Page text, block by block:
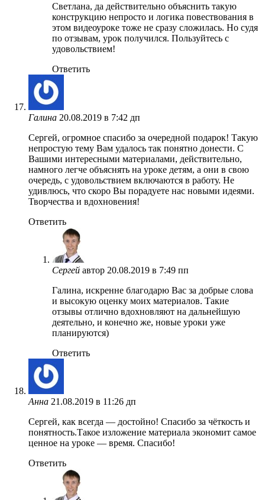
Светлана, да действительно объяснить такую
конструкцию непросто и логика повествования в
этом видеоуроке тоже не сразу сложилась. Но судя
по отзывам, урок получился. Пользуйтесь с
удовольствием!
Ответить
Галина 20.08.2019 в 7:42 дп
Сергей, огромное спасибо за очередной подарок! Такую
непростую тему Вам удалось так понятно донести. С
Вашими интересными материалами, действительно,
намного легче объяснять на уроке детям, а они в свою
очередь, с удовольствием включаются в работу. Не
удивлюсь, что скоро Вы порадуете нас новыми идеями.
Творчества и вдохновения!
Ответить
Сергей автор 20.08.2019 в 7:49 пп
Галина, искренне благодарю Вас за добрые слова
и высокую оценку моих материалов. Такие
отзывы отлично вдохновляют на дальнейшую
деятельно, и конечно же, новые уроки уже
планируются)
Ответить
Анна 21.08.2019 в 11:26 дп
Сергей, как всегда — достойно! Спасибо за чёткость и
понятность.Такое изложение материала экономит самое
ценное на уроке — время. Спасибо!
Ответить